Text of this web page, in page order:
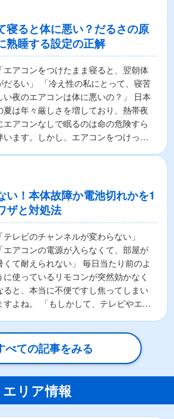
寝ると体に悪い？だるさの原
熟睡する設定の正解
「エアコンをつけたまま寝ると、翌朝体
だるい」 「冷え性の私にとって、寝苦
い夜のエアコンは体に悪いの？」 日本
夏は年々厳しさを増しており、熱帯夜
エアコンなしで眠るのは命の危険すら
います。しかし、エアコンをつけっぱ
い！本体故障か電池切れかを1
ザと対処法
「テレビのチャンネルが変わらない」
「エアコンの電源が入らなくて、部屋が
くて耐えられない」 毎日当たり前のよ
に使っているリモコンが突然効かなく
ると、本当に不便ですし焦ってしまい
すよね。 「もしかして、テレビやエア
べての記事をみる
エリア情報